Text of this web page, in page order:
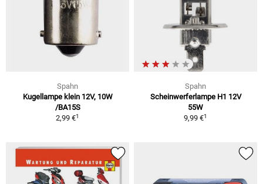
Spahn
Kugellampe klein 12V, 10W
/BA15S
2,99 €1
Spahn
Scheinwerferlampe H1 12V
55W
9,99 €1